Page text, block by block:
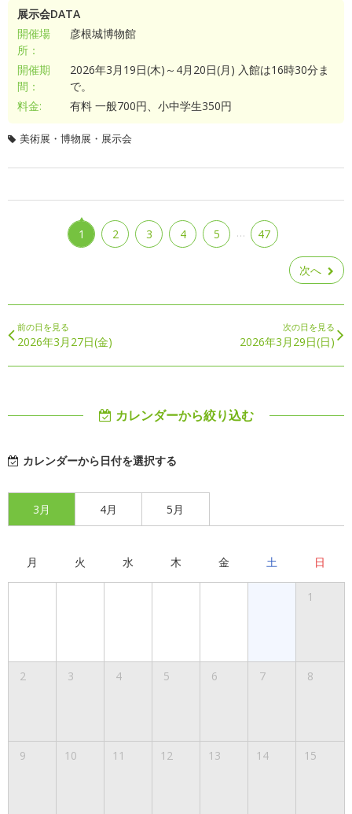
展示会DATA
開催場
所：
彦根城博物館
開催期
間：
2026年3月19日(木)～4月20日(月) 入館は16時30分ま
で。
料金:
有料 一般700円、小中学生350円
美術展・博物展・展示会
1 2 3 4 5 … 47
次へ
前の日を見る
2026年3月27日(金)
次の日を見る
2026年3月29日(日)
カレンダーから絞り込む
カレンダーから日付を選択する
3月 4月 5月
月 火 水 木 金 土 日
1
2 3 4 5 6 7 8
9 10 11 12 13 14 15